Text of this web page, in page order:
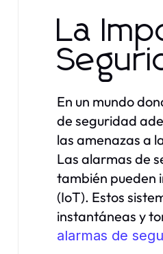
La
En un mundo
de seguridad
las amenazas a
Las alarmas de
también pueden
(IoT). Estos
instantáneas y
alarmas de